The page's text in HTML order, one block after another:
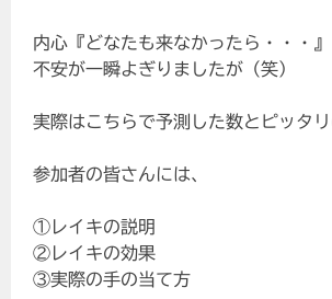
内心『どなたも来なかったら・・・』
不安が一瞬よぎりましたが（笑）
実際はこちらで予測した数とピッタ
参加者の皆さんには、
①レイキの説明
②レイキの効果
③実際の手の当て方